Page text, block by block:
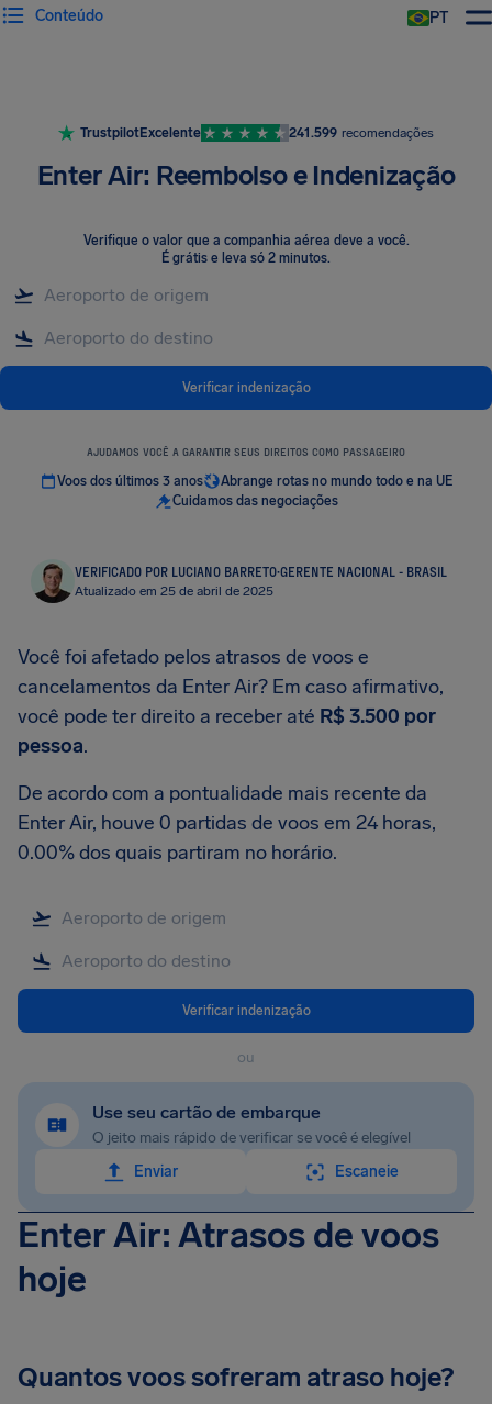
PT
Conteúdo
TrustpilotExcelente 241.599 recomendações
Enter Air: Reembolso e Indenização
Verifique o valor que a companhia aérea deve a você.
É grátis e leva só 2 minutos.
Verificar indenização
AJUDAMOS VOCÊ A GARANTIR SEUS DIREITOS COMO PASSAGEIRO
Voos dos últimos 3 anos
Abrange rotas no mundo todo e na UE
Cuidamos das negociações
VERIFICADO POR LUCIANO BARRETO·GERENTE NACIONAL - BRASIL
Atualizado em 25 de abril de 2025
Você foi afetado pelos atrasos de voos e
cancelamentos da Enter Air? Em caso afirmativo,
você pode ter direito a receber até R$ 3.500 por
pessoa.
De acordo com a pontualidade mais recente da
Enter Air, houve 0 partidas de voos em 24 horas,
0.00% dos quais partiram no horário.
Verificar indenização
ou
Use seu cartão de embarque
O jeito mais rápido de verificar se você é elegível
Enviar
Escaneie
Enter Air: Atrasos de voos
hoje
Quantos voos sofreram atraso hoje?